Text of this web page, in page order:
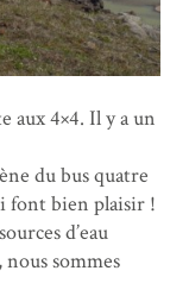
aux 4×4. Il y a un
du bus quatre
font bien plaisir !
d’eau
sommes